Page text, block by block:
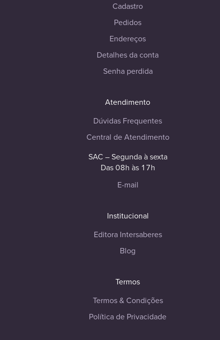
Cadastro
Pedidos
Endereços
Detalhes da conta
Senha perdida
Atendimento
Dúvidas Frequentes
Central de Atendimento
SAC – Segunda à sexta
Das 08h às 17h
E-mail
Institucional
Editora Intersaberes
Blog
Termos
Termos & Condições
Política de Privacidade